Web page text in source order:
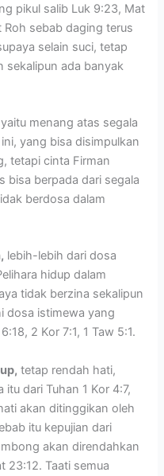
pikul salib Luk 9:23, Mat
sebab daging terus
selain suci, tetap
sekalipun ada banyak
yaitu menang atas segala
yang bisa disimpulkan
tetapi cinta Firman
bisa berpada dari segala
berdosa dalam
lebih-lebih dari dosa
hidup dalam
tidak berzina sekalipun
dosa istimewa yang
2 Kor 7:1, 1 Taw 5:1.
tetap rendah hati,
dari Tuhan 1 Kor 4:7,
akan ditinggikan oleh
itu kepujian dari
akan direndahkan
23:12. Taati semua